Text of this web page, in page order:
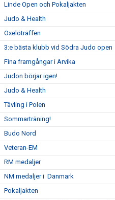
Linde Open och Pokaljakten
Judo & Health
Oxelöträffen
3:e bästa klubb vid Södra Judo open
Fina framgångar i Arvika
Judon börjar igen!
Judo & Health
Tävling i Polen
Sommarträning!
Budo Nord
Veteran-EM
RM medaljer
NM medaljer i Danmark
Pokaljakten